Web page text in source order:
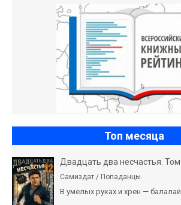
Топ месяца
Двадцать два несчастья. Том
Самиздат / Попаданцы
В умелых руках и хрен —